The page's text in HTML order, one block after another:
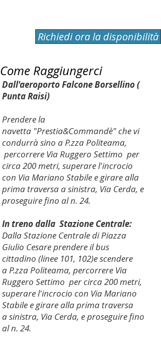
Richiedi ora la disponibilità
Come Raggiungerci
Dall'aeroporto Falcone Borsellino (
Punta Raisi)
Prendere la
navetta "Prestia&Commandè" che vi
condurrà sino a P.zza Politeama,
percorrere Via Ruggero Settimo per
circa 200 metri, superare l'incrocio
con Via Mariano Stabile e girare alla
prima traversa a sinistra, Via Cerda, e
proseguire fino al n. 24.
In treno dalla Stazione Centrale:
Dalla Stazione Centrale di Piazza
Giulio Cesare prendere il bus
cittadino (linee 101, 102)e scendere
a P.zza Politeama, percorrere Via
Ruggero Settimo per circa 200 metri,
superare l'incrocio con Via Mariano
Stabile e girare alla prima traversa
a sinistra, Via Cerda, e proseguire fino
al n. 24.